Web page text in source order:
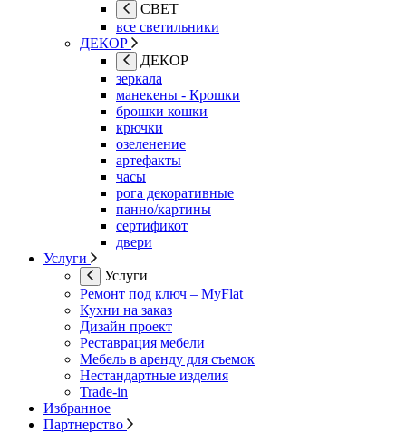
СВЕТ
все светильники
ДЕКОР
ДЕКОР
зеркала
манекены - Крошки
брошки кошки
крючки
озеленение
артефакты
часы
рога декоративные
панно/картины
сертификот
двери
Услуги
Услуги
Ремонт под ключ – MyFlat
Кухни на заказ
Дизайн проект
Реставрация мебели
Мебель в аренду для съемок
Нестандартные изделия
Trade-in
Избранное
Партнерство